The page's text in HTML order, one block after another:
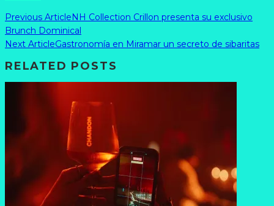
Previous Article NH Collection Crillon presenta su exclusivo
Brunch Dominical
Next ArticleGastronomía en Miramar un secreto de sibaritas
RELATED POSTS